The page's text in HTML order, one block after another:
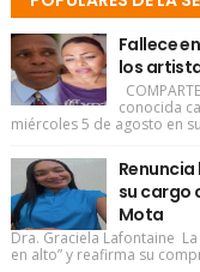
Fallece
los
conocida
miércoles 5 de agosto en
su cargo
Mota
Dra. Graciela Lafontaine
en alto” y reafirma su